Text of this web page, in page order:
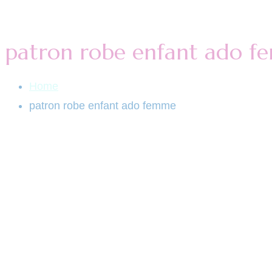
patron robe enfant ado
Home
patron robe enfant ado femme